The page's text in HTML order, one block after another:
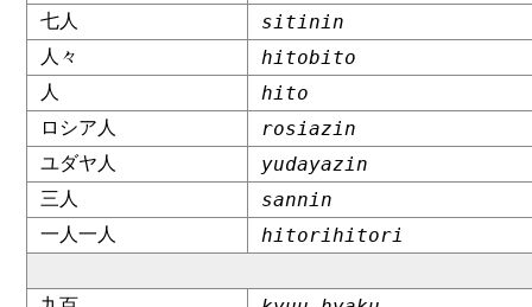
七人 sitinin
人々 hitobito
人 hito
ロシア人 rosiazin
ユダヤ人 yudayazin
三人 sannin
一人一人 hitorihitori